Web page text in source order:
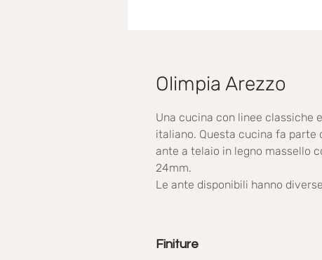
Olimpia Arezzo
Una cucina con linee classiche
italiano. Questa cucina fa parte
ante a telaio in legno massello
24mm.
Le ante disponibili hanno
Finiture